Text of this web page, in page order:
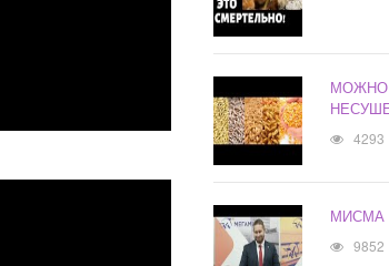
МОЖНО
4293
МИСМА
9852